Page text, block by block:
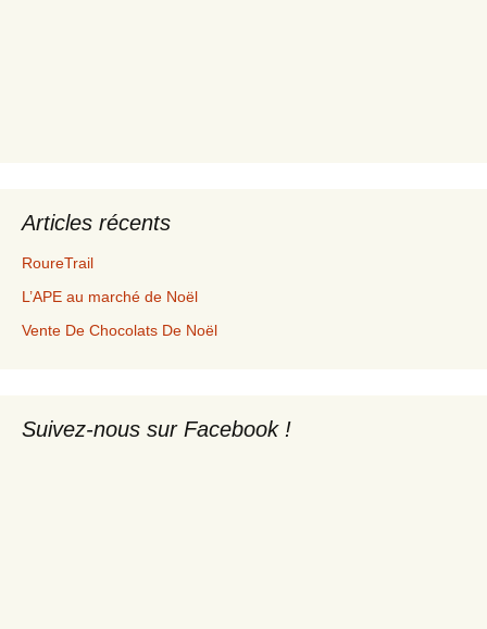
Articles récents
RoureTrail
L’APE au marché de Noël
Vente De Chocolats De Noël
Suivez-nous sur Facebook !